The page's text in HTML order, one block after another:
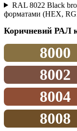
RAL 8022 Black
форматами (HEX,
Коричневий РАЛ
8000
8002
8004
8008